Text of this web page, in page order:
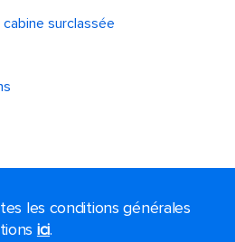
surclassée
les conditions générales
ici.